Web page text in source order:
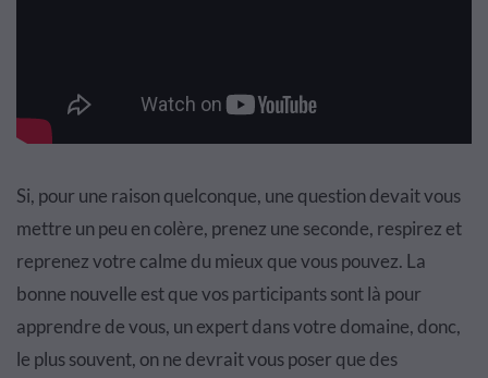
Si, pour une raison quelconque, une question devait vous
mettre un peu en colère, prenez une seconde, respirez et
reprenez votre calme du mieux que vous pouvez. La
bonne nouvelle est que vos participants sont là pour
apprendre de vous, un expert dans votre domaine, donc,
le plus souvent, on ne devrait vous poser que des